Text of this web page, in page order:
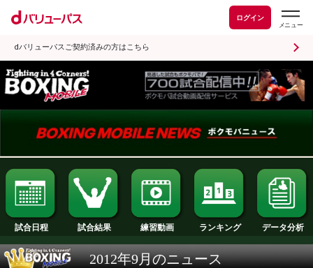
ログイン
dバリューパスご契約済みの方はこちら